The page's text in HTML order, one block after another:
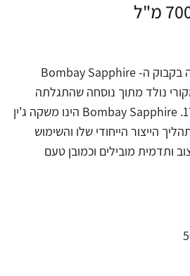
בשנת 1950 יוצר לראשונה בקבוק ה- Bombay Sapphire
נולד מתוך נוסחה שהתגלתה
במזקקה ישנה בשנת 1761. Bombay Sapphire הינו משקה ג'ין
הייצור הייחודי שלו והשימוש
ותדמית מובילים וכמובן טעם